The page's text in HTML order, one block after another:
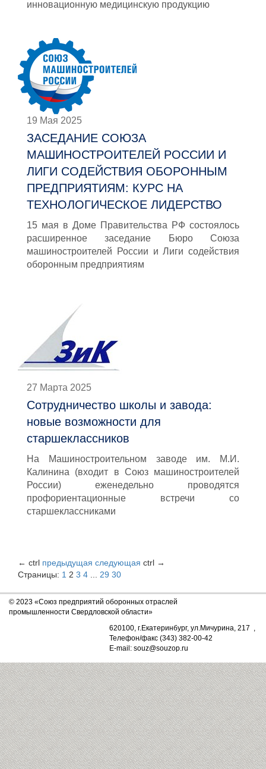
инновационную медицинскую продукцию
19 Мая 2025
ЗАСЕДАНИЕ СОЮЗА
МАШИНОСТРОИТЕЛЕЙ РОССИИ И
ЛИГИ СОДЕЙСТВИЯ ОБОРОННЫМ
ПРЕДПРИЯТИЯМ: КУРС НА
ТЕХНОЛОГИЧЕСКОЕ ЛИДЕРСТВО
15 мая в Доме Правительства РФ состоялось
расширенное заседание Бюро Союза
машиностроителей России и Лиги содействия
оборонным предприятиям
27 Марта 2025
Сотрудничество школы и завода:
новые возможности для
старшеклассников
На Машиностроительном заводе им. М.И.
Калинина (входит в Союз машиностроителей
России) еженедельно проводятся
профориентационные встречи со
старшеклассниками
← ctrl предыдущая следующая ctrl →
Страницы: 1 2 3 4 29 30
© 2023 «Союз предприятий оборонных отраслей
промышленности Свердловской области»
620100, г.Екатеринбург, ул.Мичурина, 217 ,
Телефон/факс (343) 382-00-42
E-mail: souz@souzop.ru